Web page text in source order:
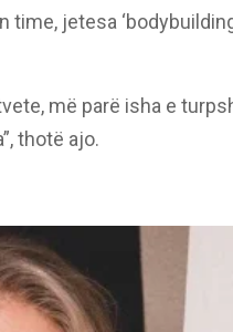
jetesa
më parë isha e
thotë ajo.